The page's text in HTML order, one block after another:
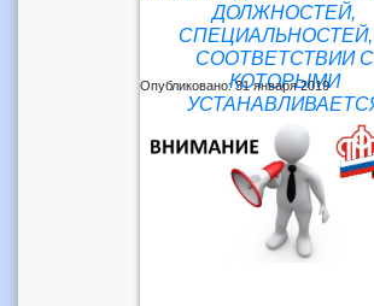
ДОЛЖНОСТЕЙ,
СПЕЦИАЛЬНОСТЕЙ,
СООТВЕТСТВИИ С
КОТОРЫМИ
ПОВЫШЕНИЕ
ФИКСИРОВАННОЙ
К СТРАХОВОЙ
Опубликовано: 31 января 2019